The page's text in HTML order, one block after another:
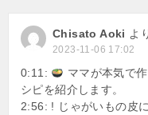
ョ
ン
Chisato Aoki よ
2023-11-06 17:02
0:11:
ママが本気で
シピを紹介します。
2:56: ! じゃがいもの皮